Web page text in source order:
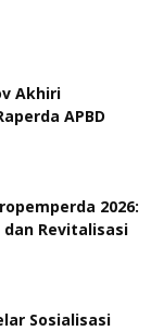
Akhiri
APBD
2026:
dan Revitalisasi
Sosialisasi